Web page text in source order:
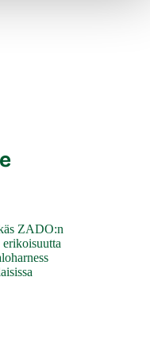
ZADO:n